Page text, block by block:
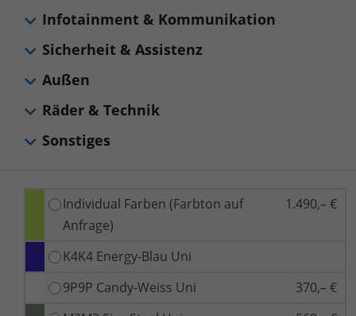
Individual Farben (Farbton auf
Anfrage)
1.490,– €
K4K4 Energy-Blau Uni
9P9P Candy-Weiss Uni
370,– €
Infotainment & Kommunikation
Sicherheit & Assistenz
Außen
Räder & Technik
Sonstiges